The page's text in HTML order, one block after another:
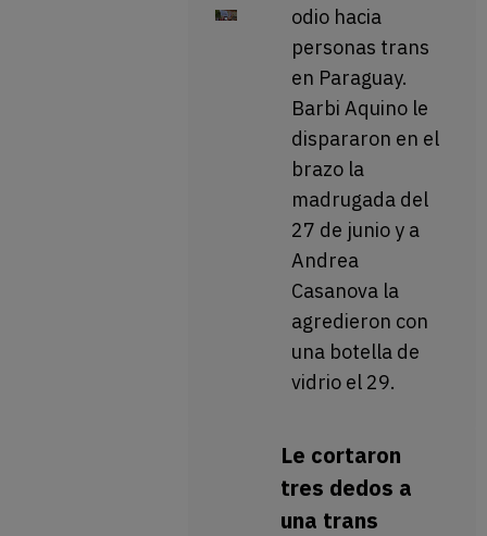
odio hacia
personas trans
en Paraguay.
Barbi Aquino le
dispararon en el
brazo la
madrugada del
27 de junio y a
Andrea
Casanova la
agredieron con
una botella de
vidrio el 29.
Le cortaron
tres dedos a
una trans